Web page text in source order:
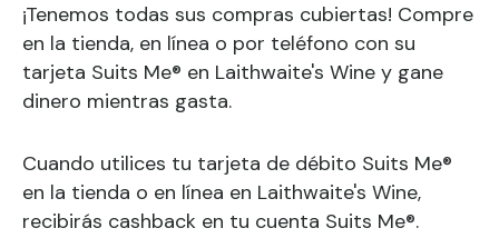
¡Tenemos todas sus compras cubiertas! Compre
en la tienda, en línea o por teléfono con su
tarjeta Suits Me® en Laithwaite's Wine y gane
dinero mientras gasta.
Cuando utilices tu tarjeta de débito Suits Me®
en la tienda o en línea en Laithwaite's Wine,
recibirás cashback en tu cuenta Suits Me®.